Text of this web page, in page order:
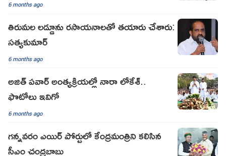
6 months ago
తిరుమల లడ్డూను రసాయనాలతో తయారు చేశారు:
సత్యకుమార్
6 months ago
అజిత్ పవార్ అంత్యక్రియల్లో నారా లోకేశ్..
ఫొటోలు ఇవిగో
6 months ago
గన్నవరం ఎయిర్ పోర్టులో కేంద్రమంత్రిని కలిసిన
సీఎం చంద్రబాబు